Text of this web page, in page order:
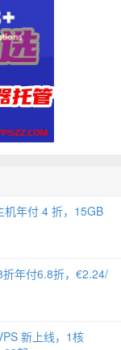
机年付 4 折，15GB
年付6.8折，€2.24/
新上线，1核